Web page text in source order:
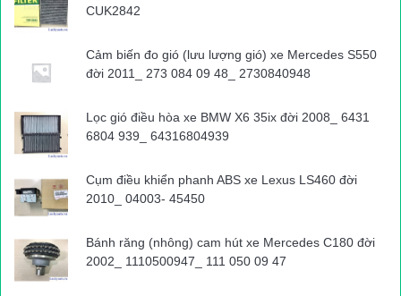
CUK2842
Cảm biến đo gió (lưu lượng gió) xe Mercedes S550
đời 2011_ 273 084 09 48_ 2730840948
Lọc gió điều hòa xe BMW X6 35ix đời 2008_ 6431
6804 939_ 64316804939
Cụm điều khiển phanh ABS xe Lexus LS460 đời
2010_ 04003- 45450
Bánh răng (nhông) cam hút xe Mercedes C180 đời
2002_ 1110500947_ 111 050 09 47